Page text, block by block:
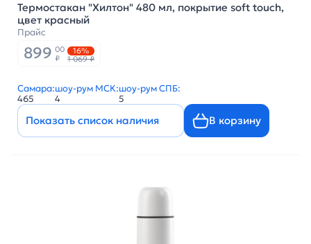
Термостакан "Хилтон" 480 мл, покрытие soft touch,
цвет красный
Прайс
899 00
₽
16%
1 069 ₽
Самара:
465
шоу-рум МСК:
4
шоу-рум СПБ:
5
Показать список наличия В корзину